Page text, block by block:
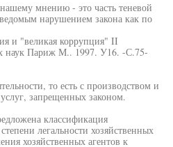
мнению - это часть теневой
нарушением закона как по
и "великая коррупция" II
наук Париж М.. 1997. У16. -С.75-
то есть с производством и
запрещенных законом.
классификация
легальности хозяйственных
хозяйственных агентов к